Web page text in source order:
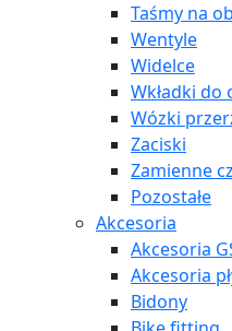
Taśmy na
Wentyle
Widelce
Wkładki do
Wózki
Zaciski
Zamienne
Pozostałe
Akcesoria
Akcesoria
Akcesoria
Bidony